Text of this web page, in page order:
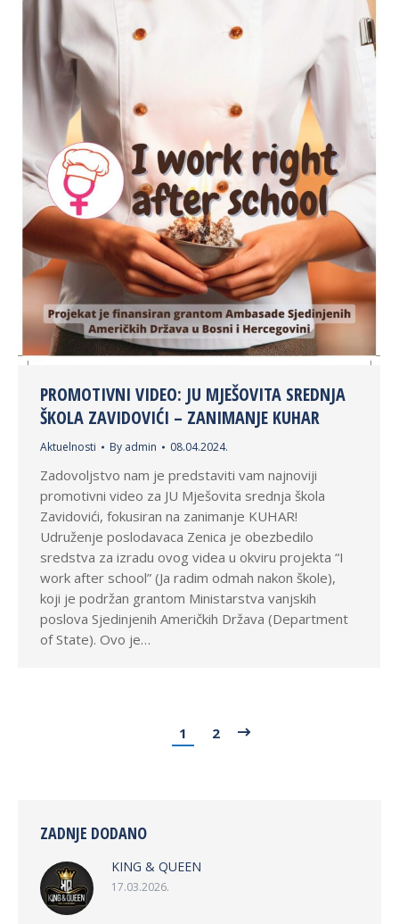
PROMOTIVNI VIDEO: JU MJEŠOVITA SREDNJA
ŠKOLA ZAVIDOVIĆI – ZANIMANJE KUHAR
Aktuelnosti By admin 08.04.2024.
Zadovoljstvo nam je predstaviti vam najnoviji
promotivni video za JU Mješovita srednja škola
Zavidovići, fokusiran na zanimanje KUHAR!
Udruženje poslodavaca Zenica je obezbedilo
sredstva za izradu ovog videa u okviru projekta “I
work after school” (Ja radim odmah nakon škole),
koji je podržan grantom Ministarstva vanjskih
poslova Sjedinjenih Američkih Država (Department
of State). Ovo je…
1 2
ZADNJE DODANO
KING & QUEEN
17.03.2026.